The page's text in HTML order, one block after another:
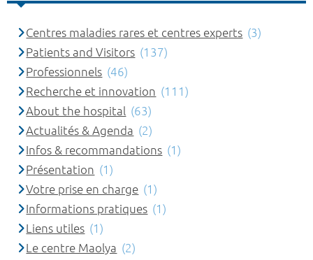
Centres maladies rares et centres experts (3)
Patients and Visitors (137)
Professionnels (46)
Recherche et innovation (111)
About the hospital (63)
Actualités & Agenda (2)
Infos & recommandations (1)
Présentation (1)
Votre prise en charge (1)
Informations pratiques (1)
Liens utiles (1)
Le centre Maolya (2)